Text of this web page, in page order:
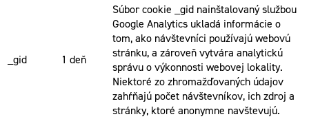
_gid 1 deň
Súbor cookie _gid nainštalovaný službou
Google Analytics ukladá informácie o
tom, ako návštevníci používajú webovú
stránku, a zároveň vytvára analytickú
správu o výkonnosti webovej lokality.
Niektoré zo zhromažďovaných údajov
zahŕňajú počet návštevníkov, ich zdroj a
stránky, ktoré anonymne navštevujú.